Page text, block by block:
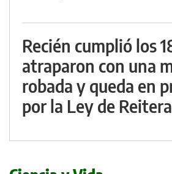
Recién cumplió los
atraparon con una
robada y queda en
por la Ley de